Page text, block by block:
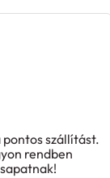
pontos szállítást.
rendben